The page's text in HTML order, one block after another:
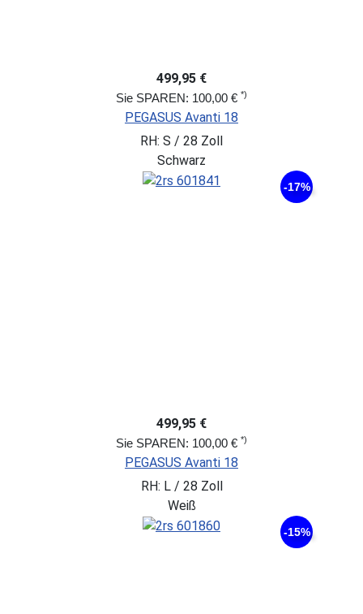
499,95 €
Sie SPAREN: 100,00 € *)
PEGASUS Avanti 18
RH: S / 28 Zoll
Schwarz
-17%
499,95 €
Sie SPAREN: 100,00 € *)
PEGASUS Avanti 18
RH: L / 28 Zoll
Weiß
-15%